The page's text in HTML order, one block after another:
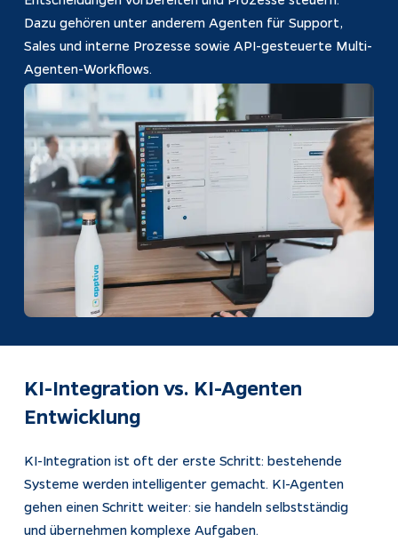
Dazu gehören unter anderem Agenten für Support,
Sales und interne Prozesse sowie API-gesteuerte Multi-
Agenten-Workflows.
KI-Integration vs. KI-Agenten
Entwicklung
KI-Integration ist oft der erste Schritt: bestehende
Systeme werden intelligenter gemacht. KI-Agenten
gehen einen Schritt weiter: sie handeln selbstständig
und übernehmen komplexe Aufgaben.